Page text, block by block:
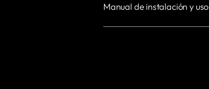
Manual de instalación y uso